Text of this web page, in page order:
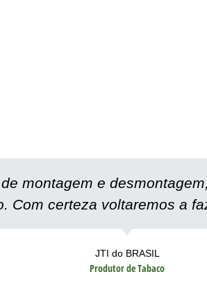
montagem e
Com certeza voltaremos a
JTI do BRASIL
Produtor de Tabaco